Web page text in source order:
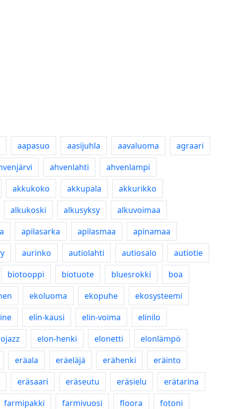
aapasuo aasijuhla aavaluoma
agraari
ahvenlahti
ahvenlampi
akkukoko akkupala
akkurikko
alkukoski alkusyksy
alkuvoimaa
apilasarka apilasmaa
apinamaa
aurinko autiolahti autiosalo
autiotie
biotooppi biotuote bluesrokki
boa
ekoluoma ekopuhe
ekosysteemi
elin-kausi elin-voima
elinilo
elon-henki elonetti
elonlämpö
eräala eräeläjä erähenki
eräinto
eräsaari eräseutu eräsielu
erätarina
farmipakki farmivuosi floora
fotoni